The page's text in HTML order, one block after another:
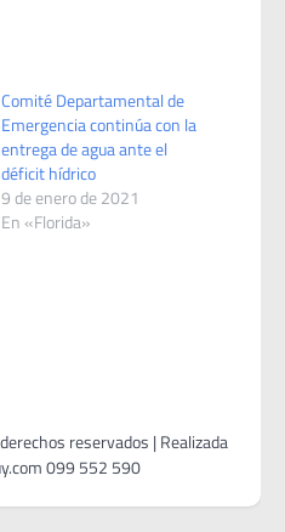
Comité Departamental de
Emergencia continúa con la
entrega de agua ante el
déficit hídrico
9 de enero de 2021
En «Florida»